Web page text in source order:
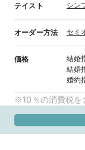
テイスト シン
オーダー方法 セミ
価格 結婚
結婚
婚約
※10％の消費税を